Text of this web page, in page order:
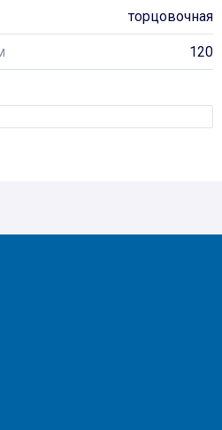
торцовочная
120